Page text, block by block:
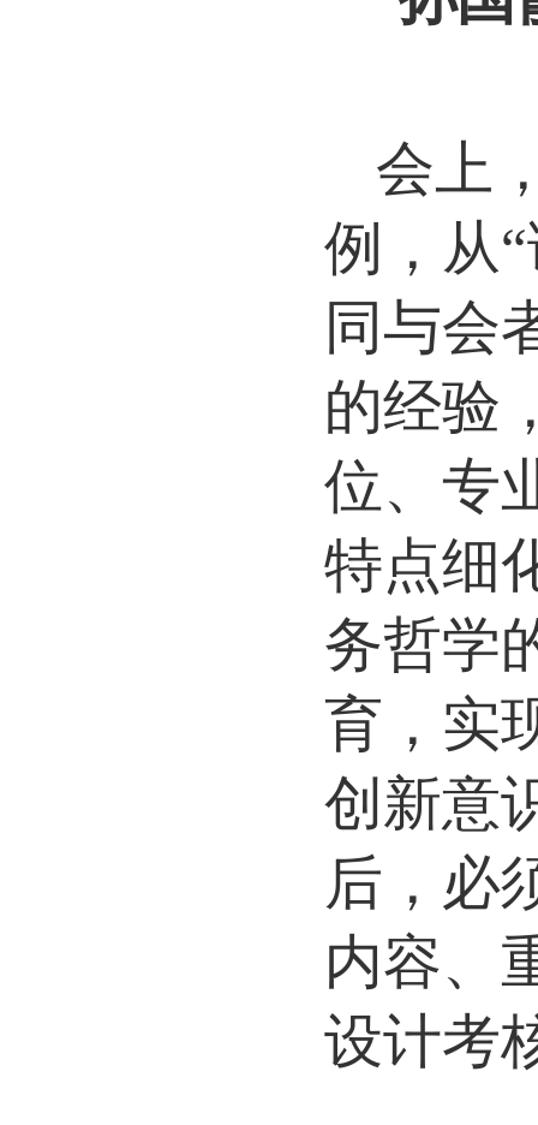
会上
例，从
同与会
的经验
位、专
特点细
务哲学
育，实
创新意
后，必
内容、
设计考